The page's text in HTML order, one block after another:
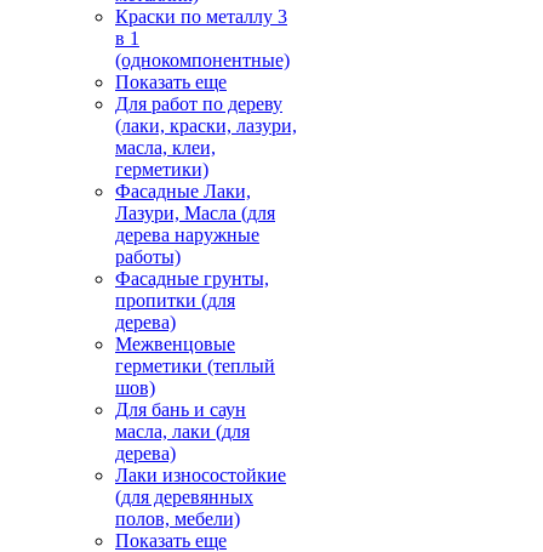
Краски по металлу 3
в 1
(однокомпонентные)
Показать еще
Для работ по дереву
(лаки, краски, лазури,
масла, клеи,
герметики)
Фасадные Лаки,
Лазури, Масла (для
дерева наружные
работы)
Фасадные грунты,
пропитки (для
дерева)
Межвенцовые
герметики (теплый
шов)
Для бань и саун
масла, лаки (для
дерева)
Лаки износостойкие
(для деревянных
полов, мебели)
Показать еще